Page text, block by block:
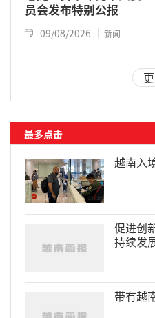
员会发布特别公报
09/08/2026 新闻
最多点击
越南入
促进创
持续发
带有越